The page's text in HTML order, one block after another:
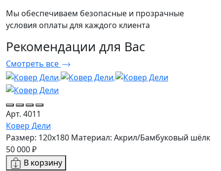
Мы обеспечиваем безопасные и прозрачные
условия оплаты для каждого клиента
Рекомендации для Вас
Смотреть все
Арт. 4011
Ковер Дели
Размер: 120x180 Материал: Акрил/Бамбуковый шёлк
50 000 ₽
В корзину